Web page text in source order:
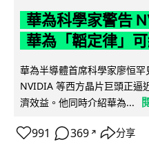
華為科學家警告
華為「韜定律」
華為半導體首席科學家廖恒
NVIDIA 等西方晶片巨頭正逼
濟效益。他同時介紹華為...
991 369 ↗ 分享